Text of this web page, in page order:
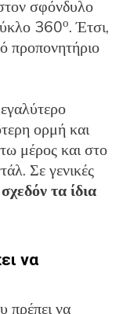
σφόνδυλο
360ο. Έτσι,
προπονητήριο
ορμή και
μέρος και στο
Σε γενικές
σχεδόν τα ίδια
να
πρέπει να